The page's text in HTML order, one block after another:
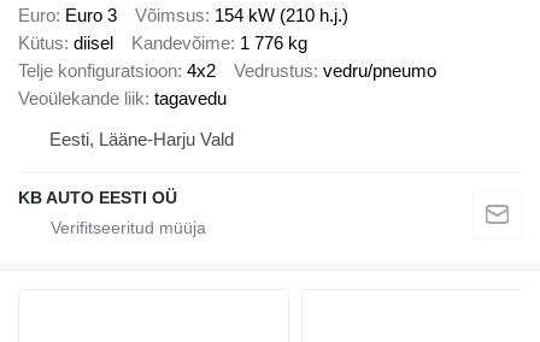
Euro Euro 3 Võimsus 154 kW (210 h.j.)
Kütus diisel Kandevõime 1 776 kg
Telje konfiguratsioon 4x2 Vedrustus vedru/pneumo
Veoülekande liik tagavedu
Eesti, Lääne-Harju Vald
KB AUTO EESTI OÜ